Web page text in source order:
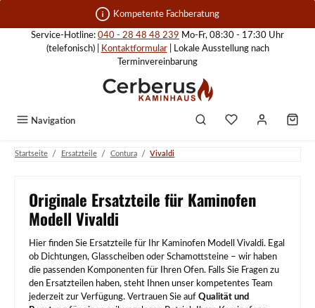
Zum Hauptinhalt springen Kompetente Fachberatung
Service-Hotline: 040 - 28 48 48 239 Mo-Fr, 08:30 - 17:30 Uhr
(telefonisch) |
Kontaktformular| Lokale Ausstellung nach
Terminvereinbarung
Navigation
Startseite / Ersatzteile / Contura / Vivaldi
Originale Ersatzteile für Kaminofen
Modell Vivaldi
Hier finden Sie Ersatzteile für Ihr Kaminofen Modell Vivaldi. Egal
ob Dichtungen, Glasscheiben oder Schamottsteine – wir haben
die passenden Komponenten für Ihren Ofen. Falls Sie Fragen zu
den Ersatzteilen haben, steht Ihnen unser kompetentes Team
jederzeit zur Verfügung. Vertrauen Sie auf Qualität und